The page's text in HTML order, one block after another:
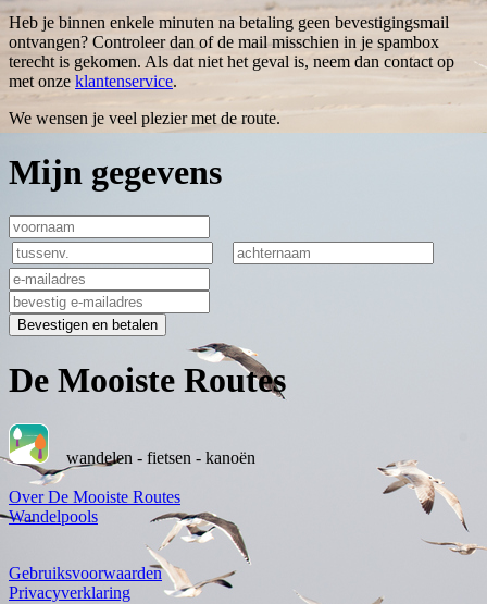
Heb je binnen enkele minuten na betaling geen bevestigingsmail
ontvangen? Controleer dan of de mail misschien in je spambox
terecht is gekomen. Als dat niet het geval is, neem dan contact op
met onze klantenservice.
We wensen je veel plezier met de route.
Mijn gegevens
Bevestigen en betalen
De Mooiste Routes
wandelen - fietsen - kanoën
Over De Mooiste Routes
Wandelpools
Gebruiksvoorwaarden
Privacyverklaring